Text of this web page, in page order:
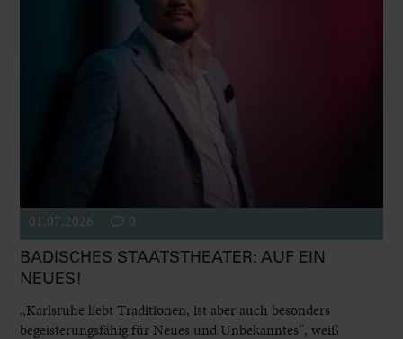
01.07.2026 0
BADISCHES STAATSTHEATER: AUF EIN
NEUES!
„Karlsruhe liebt Traditionen, ist aber auch besonders
begeisterungsfähig für Neues und Unbekanntes“, weiß